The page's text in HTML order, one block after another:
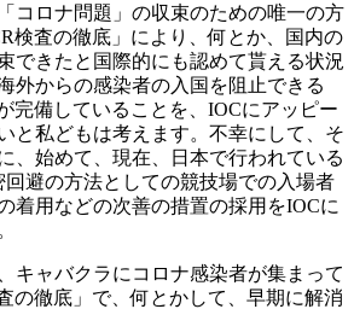
コロナ問題」の収束のための唯一の方
検査の徹底」により、何とか、国内の
できたと国際的にも認めて貰える状況
外からの感染者の入国を阻止できる
完備していることを、IOCにアッピー
と私どもは考えます。不幸にして、そ
、始めて、現在、日本で行われている
避の方法としての競技場での入場者
着用などの次善の措置の採用をIOCに
キャバクラにコロナ感染者が集まって
の徹底」で、何とかして、早期に解消